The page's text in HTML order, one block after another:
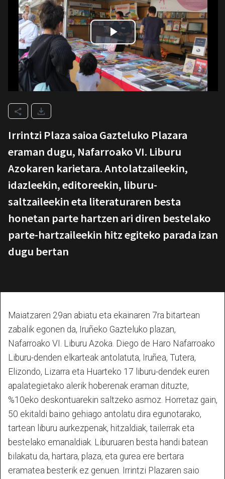
Irrintzi Plaza saioa Gazteluko Plazara
eraman dugu, Nafarroako VI. Liburu
Azokaren karietara. Antolatzaileekin,
idazleekin, editoreekin, liburu-
saltzaileekin eta literaturaren besta
honetan parte hartzen ari diren bestelako
parte-hartzaileekin hitz egiteko parada izan
dugu bertan
Maiatzaren 29an abiatu eta ekainaren 7ra bitartean
zabalik egonen da, Iruñeko Gazteluko plazan,
Nafarroako VI. Liburu Azoka. Diego de Haro Nafarroako
Liburu-denden elkarteak antolatuta, Iruñea, Tutera,
Elizondo, Lizarra eta Huarteko 17 liburu-dendek euren
apalategietako alerik hoberenak eraman dituzte,
%10eko deskontuarekin saltzeko asmoz. Horretaz gain,
50 ekitaldi baino gehiago antolatu dira egunotarako,
tartean liburu aurkezpenak, hitzaldiak, tailerrak eta
bestelako emanaldiak. Liburuaren besta handi batean
bilakatu da, hartara, plaza, eta gurea ere bertara
eramatea besterik ez genuen. Irrintzi Plazaren saio